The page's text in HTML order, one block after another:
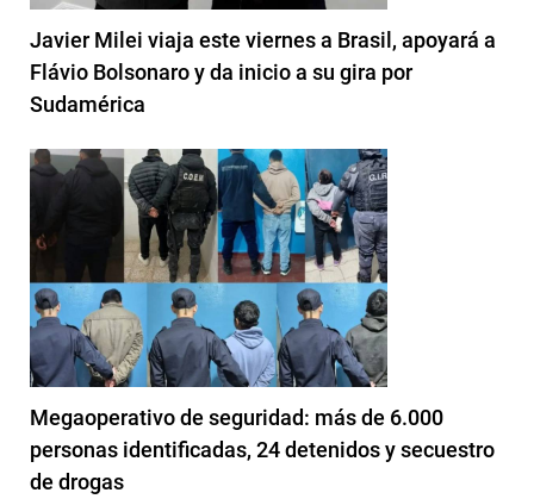
Javier Milei viaja este viernes a Brasil, apoyará a
Flávio Bolsonaro y da inicio a su gira por
Sudamérica
Megaoperativo de seguridad: más de 6.000
personas identificadas, 24 detenidos y secuestro
de drogas